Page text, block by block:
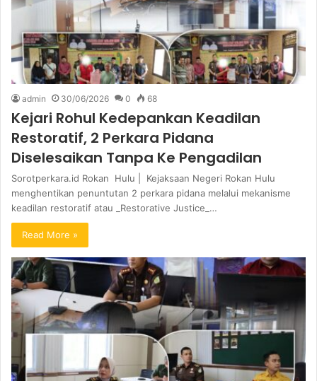
admin 30/06/2026 0 68
Kejari Rohul Kedepankan Keadilan
Restoratif, 2 Perkara Pidana
Diselesaikan Tanpa Ke Pengadilan
Sorotperkara.id Rokan Hulu | Kejaksaan Negeri Rokan Hulu
menghentikan penuntutan 2 perkara pidana melalui mekanisme
keadilan restoratif atau _Restorative Justice_…
Read More »